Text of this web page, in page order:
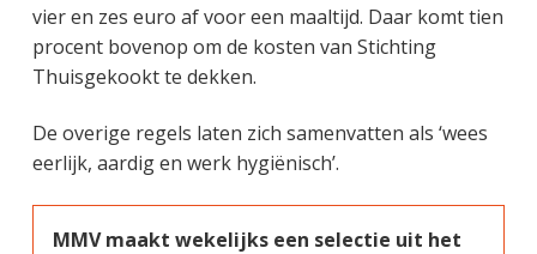
vier en zes euro af voor een maaltijd. Daar komt tien
procent bovenop om de kosten van Stichting
Thuisgekookt te dekken.
De overige regels laten zich samenvatten als ‘wees
eerlijk, aardig en werk hygiënisch’.
MMV maakt wekelijks een selectie uit het